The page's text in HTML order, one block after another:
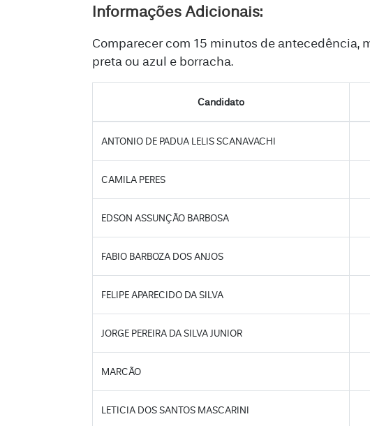
Informações Adicionais:
Comparecer com 15 minutos de antecedência,
preta ou azul e borracha.
Candidato
ANTONIO DE PADUA LELIS SCANAVACHI
CAMILA PERES
EDSON ASSUNÇÃO BARBOSA
FABIO BARBOZA DOS ANJOS
FELIPE APARECIDO DA SILVA
JORGE PEREIRA DA SILVA JUNIOR
MARCÃO
LETICIA DOS SANTOS MASCARINI